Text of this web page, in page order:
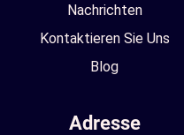
Nachrichten
Kontaktieren Sie Uns
Blog
Adresse